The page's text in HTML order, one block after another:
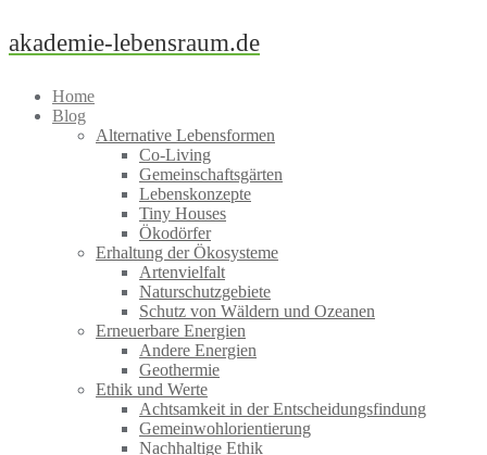
Skip
to
akademie-lebensraum.de
Home
Blog
Alternative Lebensformen
Co-Living
Gemeinschaftsgärten
Lebenskonzepte
Tiny Houses
Ökodörfer
Erhaltung der Ökosysteme
Artenvielfalt
Naturschutzgebiete
Schutz von Wäldern und Ozeanen
Erneuerbare Energien
Andere Energien
Geothermie
Ethik und Werte
Achtsamkeit in der Entscheidungsfindung
Gemeinwohlorientierung
Nachhaltige Ethik